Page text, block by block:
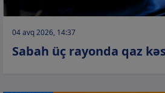
04 avq 2026, 14:37
Sabah üç rayonda qaz